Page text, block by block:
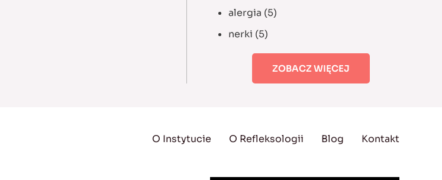
alergia (5)
nerki (5)
ZOBACZ WIĘCEJ
O Instytucie O Refleksologii Blog Kontakt